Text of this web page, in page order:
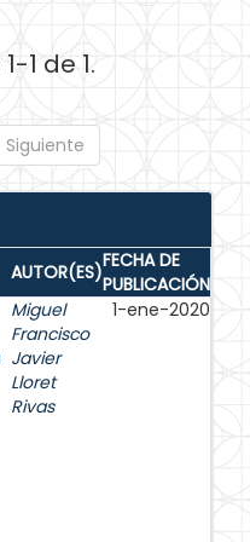
1 de 1.
Siguiente
AUTOR(ES)FECHA DE
PUBLICACIÓN
Miguel
Francisco
Javier
Lloret
Rivas
1-ene-2020